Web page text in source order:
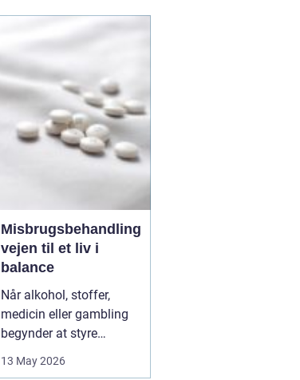
tungere og større. Når
vindmøllekomponenter,
både eller siloer skal
flyttes, er almindelig
lastbil...
Misbrugsbehandling
vejen til et liv i
balance
Når alkohol, stoffer,
medicin eller gambling
begynder at styre
ikke kun personen med
13 May 2026